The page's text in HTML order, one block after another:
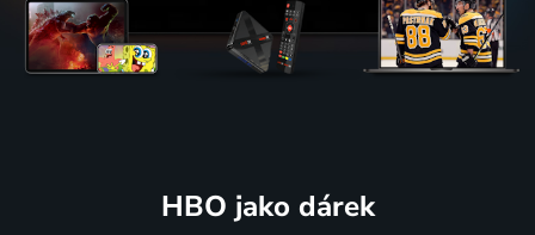
HBO jako dárek